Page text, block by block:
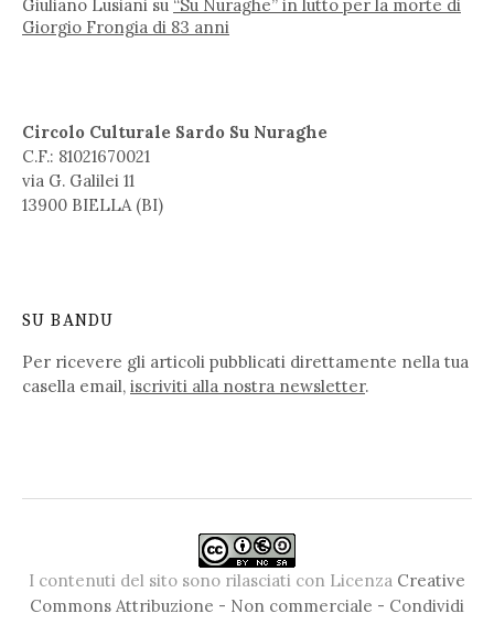
Giuliano Lusiani su “Su Nuraghe” in lutto per la morte di
Giorgio Frongia di 83 anni
Circolo Culturale Sardo Su Nuraghe
C.F.: 81021670021
via G. Galilei 11
13900 BIELLA (BI)
SU BANDU
Per ricevere gli articoli pubblicati direttamente nella tua
casella email, iscriviti alla nostra newsletter.
I contenuti del sito sono rilasciati con Licenza Creative
Commons Attribuzione - Non commerciale - Condividi